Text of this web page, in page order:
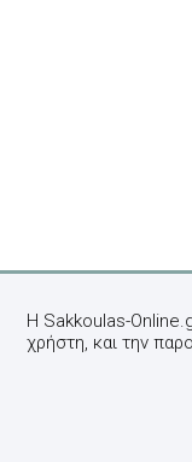
Η Sakkoulas-
χρήστη, και την